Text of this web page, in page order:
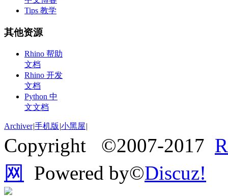
Tips 教学
其他资源
Rhino 帮助
文档
Rhino 开发
文档
Python 中
文文档
Archiver|手机版 |小黑屋|
Copyright ©2007-2017
网
Powered by©Discuz!